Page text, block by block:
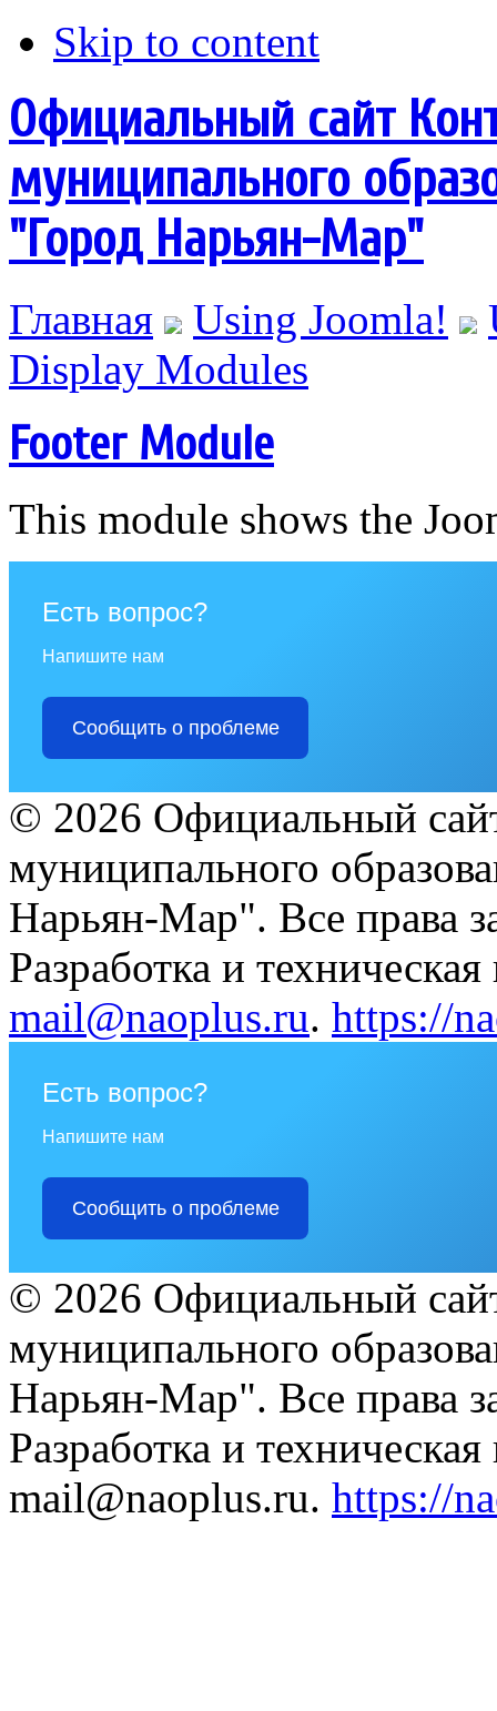
Skip to content
Официальный сайт
муниципального
"Город Нарьян-Мар"
Главная Using Joomla!
Display Modules
Footer Module
This module shows the
Есть вопрос?
Напишите нам
Сообщить о проблеме
© 2026 Официальный
муниципального
Нарьян-Мар". Все права
Разработка и
mail@naoplus.ru. https://
Есть вопрос?
Напишите нам
Сообщить о проблеме
© 2026 Официальный
муниципального
Нарьян-Мар". Все права
Разработка и
mail@naoplus.ru. https://